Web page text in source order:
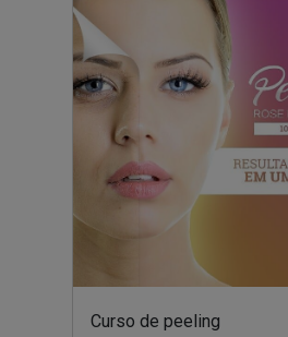
Curso de peeling